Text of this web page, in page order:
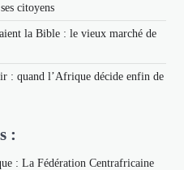
citoyens
la Bible : le vieux marché de
: quand l’Afrique décide enfin de
:
: La Fédération Centrafricaine